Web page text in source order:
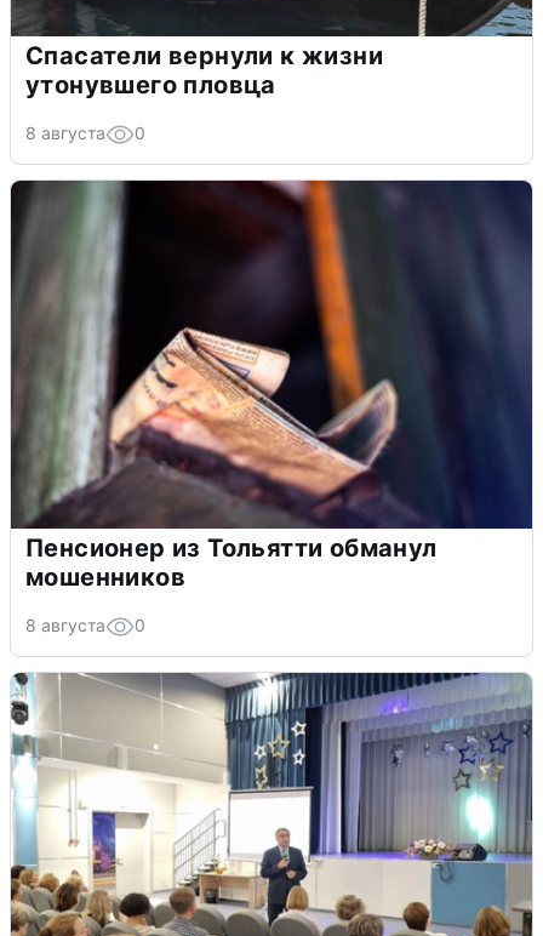
Спасатели вернули к жизни
утонувшего пловца
8 августа 0
Пенсионер из Тольятти обманул
мошенников
8 августа 0